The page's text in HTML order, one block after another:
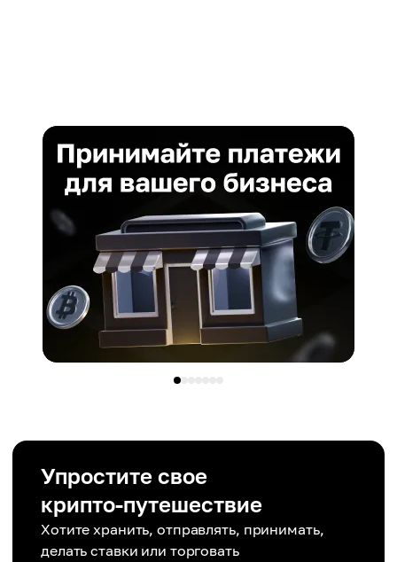
Упростите свое
крипто-путешествие
Хотите хранить, отправлять, принимать,
делать ставки или торговать